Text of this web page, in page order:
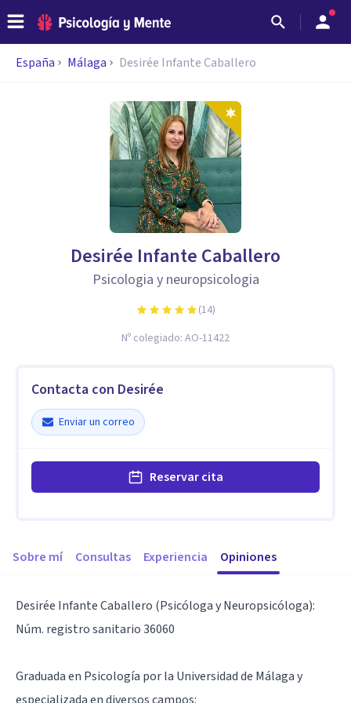
España Málaga Desirée Infante Caballero
Desirée Infante Caballero
Psicologia y neuropsicologia
(14)
Nº colegiado: AO-11422
Contacta con Desirée
Enviar un correo
Reservar cita
Sobre mí Consultas Experiencia Opiniones
Desirée Infante Caballero (Psicóloga y Neuropsicóloga):
Núm. registro sanitario 36060
Graduada en Psicología por la Universidad de Málaga y